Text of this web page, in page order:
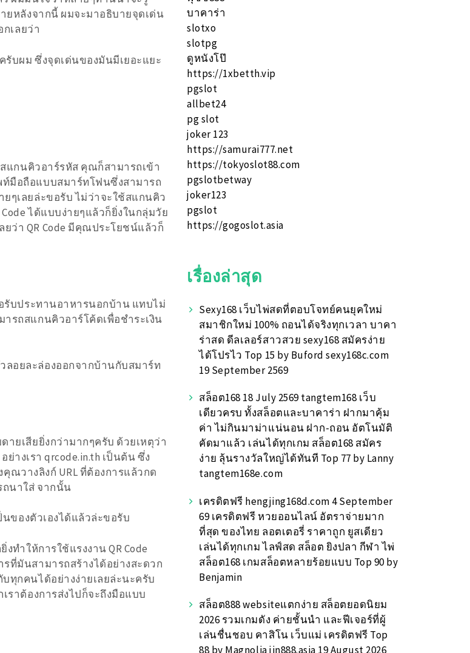
ยหลังจากนี้ ผมจะมาอธิบายจุดเด่น
เลยว่า
บผม ซึ่งจุดเด่นของมันมีเยอะแยะ
สแกนคิวอาร์รหัส คุณก็สามารถเข้า
ท์มือถือแบบสมาร์ทโฟนซึ่งสามารถ
ๆเลยล่ะขอรับ ไม่ว่าจะใช้สแกนคิว
ได้แบบง่ายๆแล้วก็ยิ่งในกลุ่มวัย
า QR Code มีคุณประโยชน์แล้วก็
รับประทานอาหารนอกบ้าน แทบไม่
รถสแกนคิวอาร์โค้ดเพื่อชำระเงิน
ลอยละล่องออกจากบ้านกับสมาร์ท
ยเสียยิ่งกว่ามากๆครับ ด้วยเหตุว่า
ย่างเรา qrcode.in.th เป็นต้น ซึ่ง
คุณวางลิงก์ URL ที่ต้องการแล้วกด
นาใส่ จากนั้น
นของตัวเองได้แล้วล่ะขอรับ
ทำให้การใช้แรงงาน QR Code
ที่มันสามารถสร้างได้อย่างสะดวก
ทุกคนได้อย่างง่ายเลยล่ะนะครับ
ราต้องการส่งไปก็จะถึงมือแบบ
บาคาร่า
slotxo
slotpg
ดูหนังโป๊
https://1xbetth.vip
pgslot
allbet24
pg slot
joker 123
https://samurai777.net
https://tokyoslot88.com
pgslotbetway
joker123
pgslot
https://gogoslot.asia
เรื่องล่าสุด
Sexy168 เว็บไพ่สดที่ตอบโจทย์คนยุคใหม่
สมาชิกใหม่ 100% ถอนได้จริงทุกเวลา บาคา
ร่าสด ดีลเลอร์สาวสวย sexy168 สมัครง่าย
ได้โปรไว Top 15 by Buford sexy168c.com
19 September 2569
สล็อต168 18 July 2569 tangtem168 เว็บ
เดียวครบ ทั้งสล็อตและบาคาร่า ฝากมาคุ้ม
ค่า ไม่กินมาม่าแน่นอน ฝาก-ถอน อัตโนมัติ
คัดมาแล้ว เล่นได้ทุกเกม สล็อต168 สมัคร
ง่าย ลุ้นรางวัลใหญ่ได้ทันที Top 77 by Lanny
tangtem168e.com
เครดิตฟรี hengjing168d.com 4 September
69 เครดิตฟรี หวยออนไลน์ อัตราจ่ายมาก
ที่สุด ของไทย ลอตเตอรี่ ราคาถูก ยูสเดียว
เล่นได้ทุกเกม ไลฟ์สด สล็อต ยิงปลา กีฬา ไพ่
สล็อต168 เกมสล็อตหลายร้อยแบบ Top 90 by
Benjamin
สล็อต888 websiteแตกง่าย สล็อตยอดนิยม
2026 รวมเกมดัง ค่ายชั้นนำ และฟีเจอร์ที่ผู้
เล่นชื่นชอบ คาสิโน เว็บแม่ เครดิตฟรี Top
88 by Magnolia jin888.asia 19 August 2026